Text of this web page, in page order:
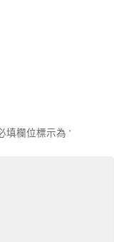
填欄位標示為 *